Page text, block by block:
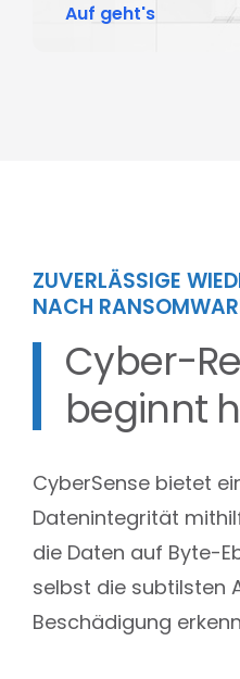
Auf geht's
ZUVERLÄSSIGE
NACH
Cyber-
beginnt
CyberSense bietet
Datenintegrität
die Daten auf Byte-
selbst die subtilsten
Beschädigung